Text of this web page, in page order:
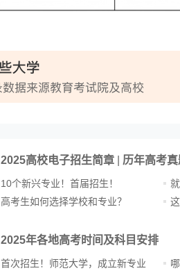
2025高校电子招生简章 历年高考
10个新兴专业！首届招生！
高考生如何选择学校和专业？
2025年各地高考时间及科目安排
首次招生！师范大学，成立新专业